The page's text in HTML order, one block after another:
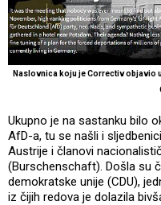
Naslovnica koju je Correctiv objavio
Ukupno je na sastanku bilo
AfD-a, tu se našli i
Austrije i članovi
(Burschenschaft). Došla su
demokratske unije (CDU),
iz čijih redova je dolazila